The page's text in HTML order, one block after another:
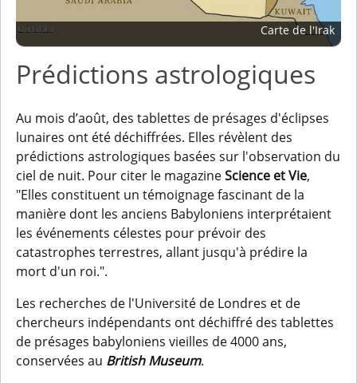
Carte de l'Irak
Prédictions astrologiques
Au mois d’août, des tablettes de présages d'éclipses
lunaires ont été déchiffrées. Elles révèlent des
prédictions astrologiques basées sur l'observation du
ciel de nuit. Pour citer le magazineScience et Vie,
"Elles constituent un témoignage fascinant de la
manière dont les anciens Babyloniens interprétaient
les événements célestes pour prévoir des
catastrophes terrestres, allant jusqu'à prédire la
mort d'un roi.".
Les recherches de l'Université de Londres et de
chercheurs indépendants ont déchiffré des tablettes
de présages babyloniens vieilles de 4000 ans,
conservées au British Museum.